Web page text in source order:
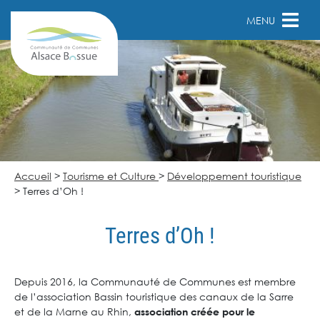
MENU
Accueil > Tourisme et Culture > Développement touristique
> Terres d’Oh !
Terres d’Oh !
Depuis 2016, la Communauté de Communes est membre
de l’association Bassin touristique des canaux de la Sarre
et de la Marne au Rhin, association créée pour le